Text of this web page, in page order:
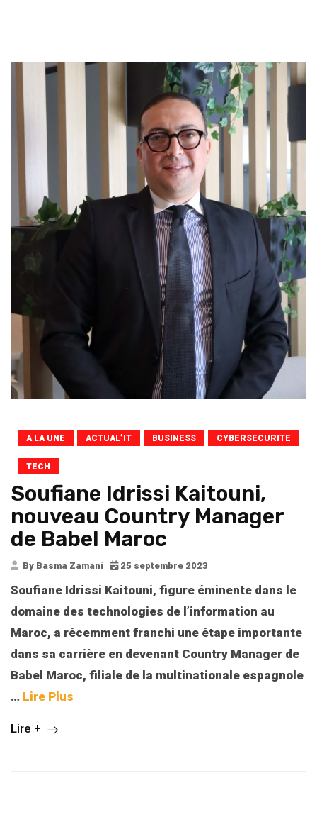
A LA UNE ACTUAL’IT BUSINESS CYBERSECURITE
TECH
Soufiane Idrissi Kaitouni,
nouveau Country Manager
de Babel Maroc
By Basma Zamani 25 septembre 2023
Soufiane Idrissi Kaitouni, figure éminente dans le
domaine des technologies de l’information au
Maroc, a récemment franchi une étape importante
dans sa carrière en devenant Country Manager de
Babel Maroc, filiale de la multinationale espagnole
… Lire Plus
Lire +